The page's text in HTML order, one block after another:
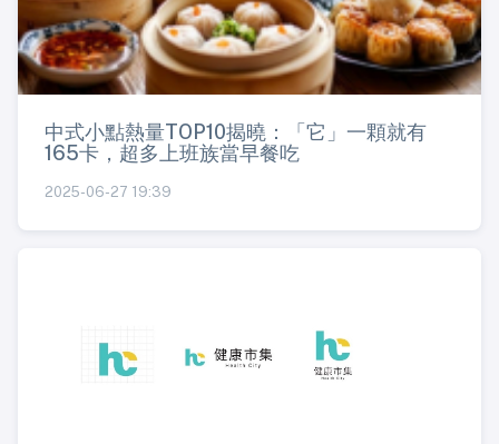
中式小點熱量TOP10揭曉：「它」一顆就有
165卡，超多上班族當早餐吃
2025-06-27 19:39